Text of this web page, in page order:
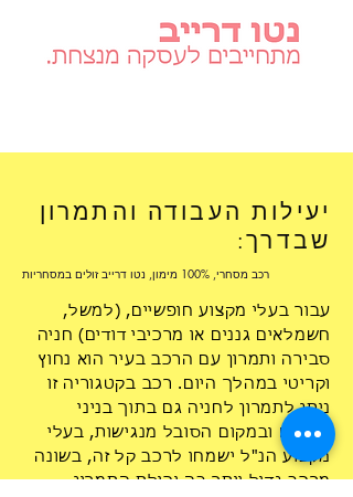
יעילות העבודה והתמרון
שבדרך:
רכב מסחרי, 100% מימון, נטו דרייב זולים במסחריות
עבור בעלי מקצוע חופשיים, (למשל,
חשמלאים גננים או מרכיבי דודים) חניה
סבירה ותמרון עם הרכב בעיר הוא נחוץ
וקריטי במהלך היום. רכב בקטגוריה זו
ניתן לתמרון לחניה גם בתוך בניני
מגורים ובמקום הסובל מנגישות, בעלי
מקצוע הנ"ל ישמחו לרכב קל זה, בשונה
מרכב גדול יותר בה יכולת התמרון